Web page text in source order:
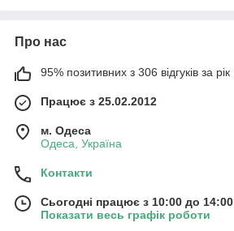
Про нас
95% позитивних з 306 відгуків за рік
Працює з 25.02.2012
м. Одеса
Одеса, Україна
Контакти
Сьогодні працює з 10:00 до 14:00
Показати весь графік роботи